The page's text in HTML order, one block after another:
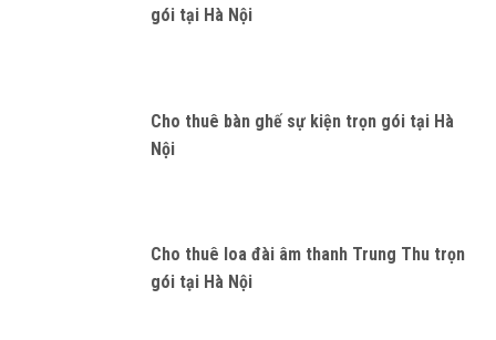
gói tại Hà Nội
Cho thuê bàn ghế sự kiện trọn gói tại Hà
Nội
Cho thuê loa đài âm thanh Trung Thu trọn
gói tại Hà Nội